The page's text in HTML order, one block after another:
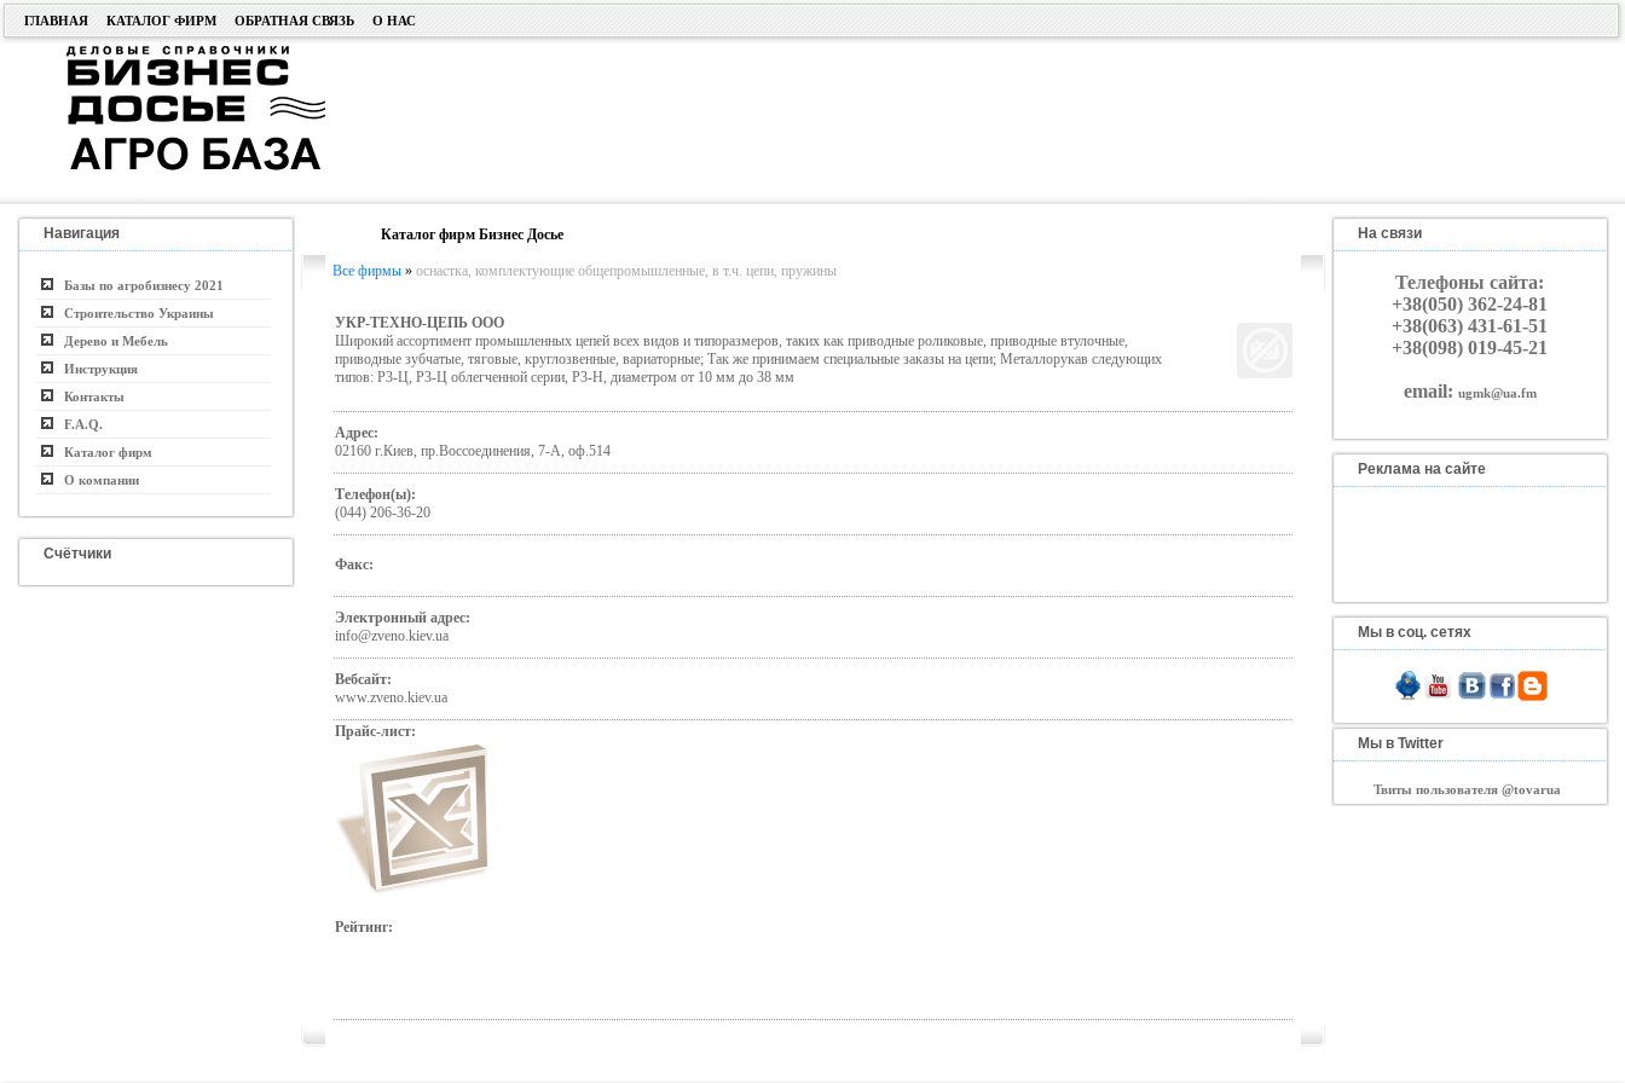
ГЛАВНАЯ КАТАЛОГ ФИРМ ОБРАТНАЯ СВЯЗЬ О НАС
Навигация
Базы по агробизнесу 2021
Строительство Украины
Дерево и Мебель
Инструкция
Контакты
F.A.Q.
Каталог фирм
О компании
Счётчики
Каталог фирм Бизнес Досье
Все фирмы» оснастка, комплектующие общепромышленные, в т.ч. цепи, пружины
УКР-ТЕХНО-ЦЕПЬ ООО
Широкий ассортимент промышленных цепей всех видов и типоразмеров, таких как приводные роликовые, приводные втулочные,
приводные зубчатые, тяговые, круглозвенные, вариаторные; Так же принимаем специальные заказы на цепи; Металлорукав следующих
типов: Р3-Ц, Р3-Ц облегченной серии, Р3-Н, диаметром от 10 мм до 38 мм
Адрес:
02160 г.Киев, пр.Воссоединения, 7-А, оф.514
Телефон(ы):
(044) 206-36-20
Факс:
Электронный адрес:
info@zveno.kiev.ua
Вебсайт:
www.zveno.kiev.ua
Прайс-лист:
Рейтинг:
На связи
Телефоны сайта:
+38(050) 362-24-81
+38(063) 431-61-51
+38(098) 019-45-21
email: ugmk@ua.fm
Реклама на сайте
Мы в соц. сетях
Мы в Twitter
Твиты пользователя @tovarua